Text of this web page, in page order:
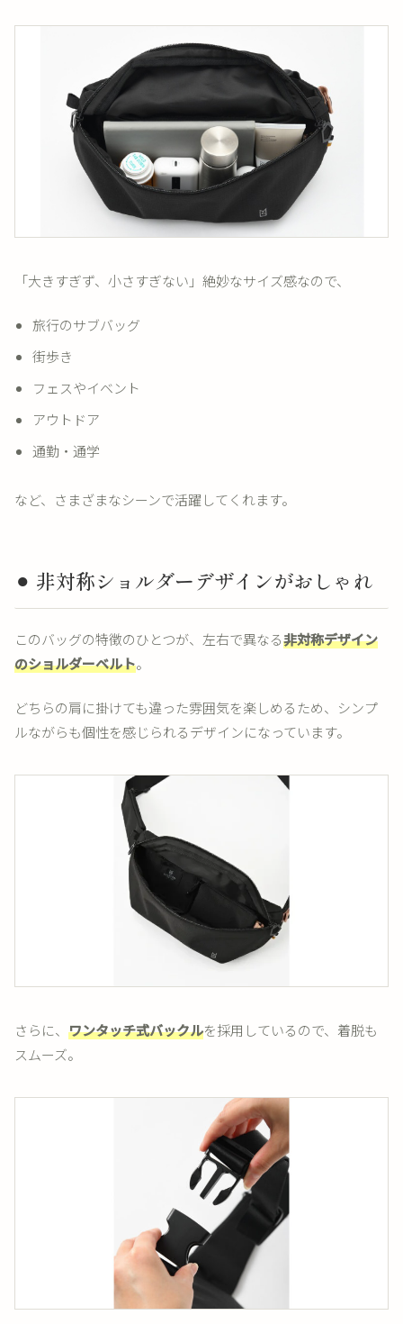
「大きすぎず、小さすぎない」絶妙なサイズ感なので、
旅行のサブバッグ
街歩き
フェスやイベント
アウトドア
通勤・通学
など、さまざまなシーンで活躍してくれます。
⚫︎ 非対称ショルダーデザインがおしゃれ
このバッグの特徴のひとつが、左右で異なる非対称デザイン
のショルダーベルト。
どちらの肩に掛けても違った雰囲気を楽しめるため、シンプ
ルながらも個性を感じられるデザインになっています。
さらに、 ワンタッチ式バックルを採用しているので、着脱も
スムーズ。